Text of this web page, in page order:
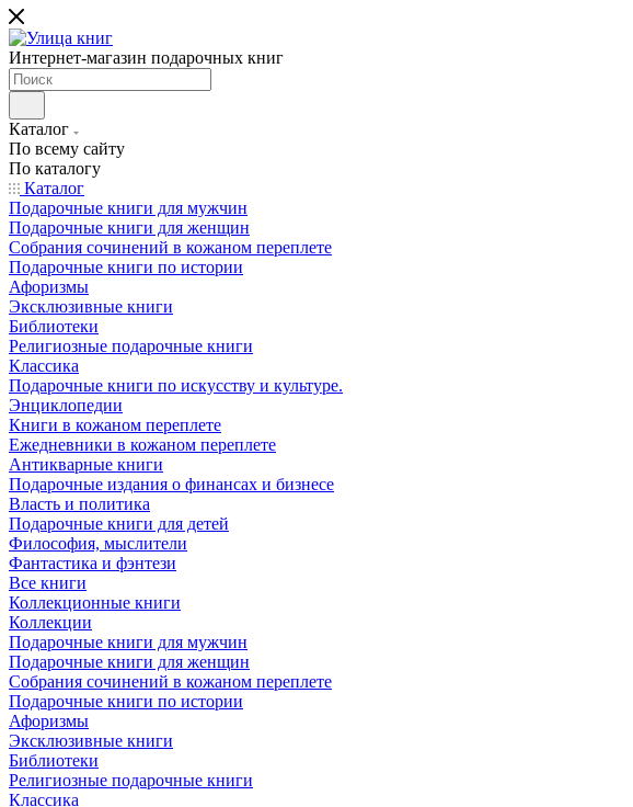
Интернет-магазин подарочных книг
Каталог
По всему сайту
По каталогу
Каталог
Подарочные книги для мужчин
Подарочные книги для женщин
Собрания сочинений в кожаном переплете
Подарочные книги по истории
Афоризмы
Эксклюзивные книги
Библиотеки
Религиозные подарочные книги
Классика
Подарочные книги по искусству и культуре.
Энциклопедии
Книги в кожаном переплете
Ежедневники в кожаном переплете
Антикварные книги
Подарочные издания о финансах и бизнесе
Власть и политика
Подарочные книги для детей
Философия, мыслители
Фантастика и фэнтези
Все книги
Коллекционные книги
Коллекции
Подарочные книги для мужчин
Подарочные книги для женщин
Собрания сочинений в кожаном переплете
Подарочные книги по истории
Афоризмы
Эксклюзивные книги
Библиотеки
Религиозные подарочные книги
Классика